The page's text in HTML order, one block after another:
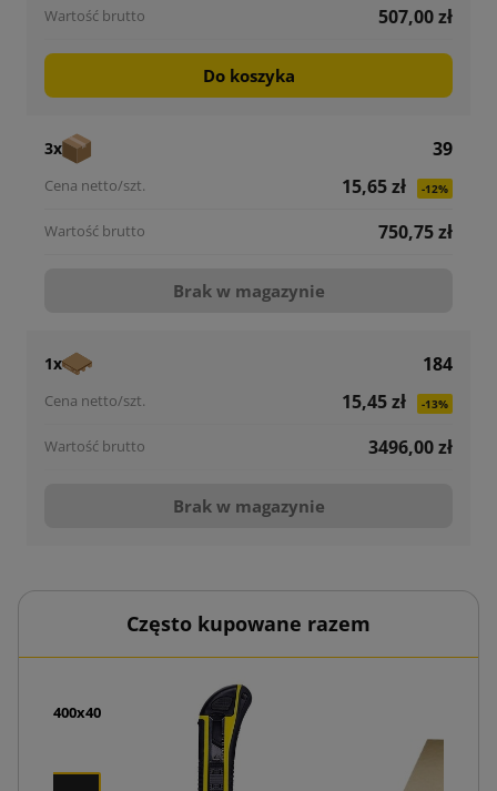
507,00 zł
Do koszyka
3x
39
15,65 zł
-12%
750,75 zł
Brak w magazynie
1x
184
15,45 zł
-13%
3496,00 zł
Brak w magazynie
Często kupowane razem
600x400x40